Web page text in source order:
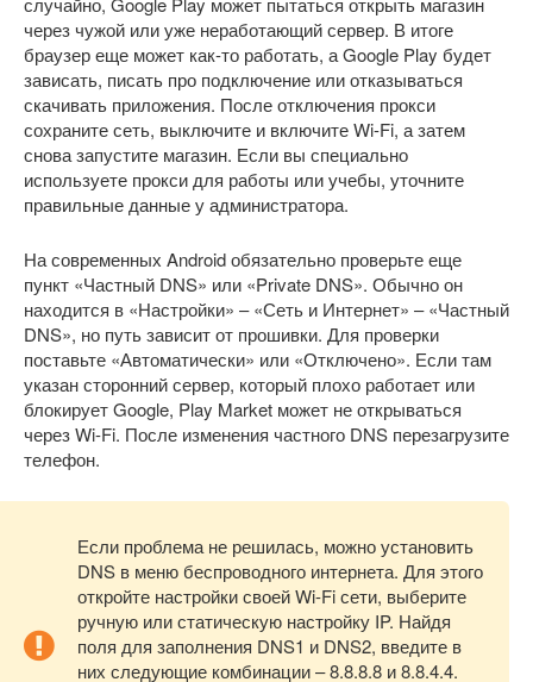
через чужой или уже неработающий сервер. В итоге
браузер еще может как-то работать, а Google Play будет
зависать, писать про подключение или отказываться
скачивать приложения. После отключения прокси
сохраните сеть, выключите и включите Wi-Fi, а затем
снова запустите магазин. Если вы специально
используете прокси для работы или учебы, уточните
правильные данные у администратора.
На современных Android обязательно проверьте еще
пункт «Частный DNS» или «Private DNS». Обычно он
находится в «Настройки» – «Сеть и Интернет» – «Частный
DNS», но путь зависит от прошивки. Для проверки
поставьте «Автоматически» или «Отключено». Если там
указан сторонний сервер, который плохо работает или
блокирует Google, Play Market может не открываться
через Wi-Fi. После изменения частного DNS перезагрузите
телефон.
Если проблема не решилась, можно установить
DNS в меню беспроводного интернета. Для этого
откройте настройки своей Wi-Fi сети, выберите
ручную или статическую настройку IP. Найдя
поля для заполнения DNS1 и DNS2, введите в
них следующие комбинации – 8.8.8.8 и 8.8.4.4.